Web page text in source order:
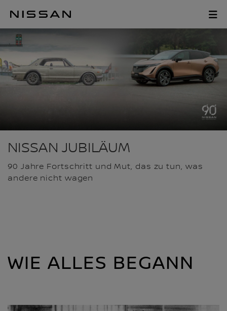
Hauptinhalt
90 JAHRE NISSAN
NISSAN JUBILÄUM
90 Jahre Fortschritt und Mut, das zu tun, was
andere nicht wagen
WIE ALLES BEGANN